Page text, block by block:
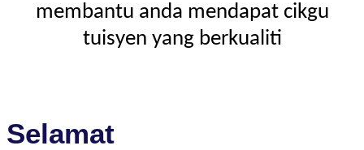
membantu anda mendapat cikgu
tuisyen yang berkualiti
Selamat